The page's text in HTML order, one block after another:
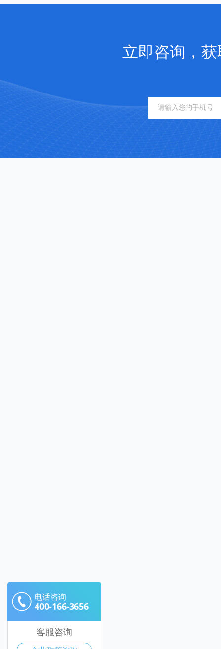
电话咨询
400-166-3656
客服咨询
立即咨询，